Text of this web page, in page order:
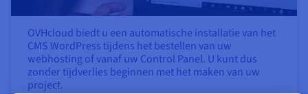
OVHcloud biedt u een automatische installatie van het
CMS WordPress tijdens het bestellen van uw
webhosting of vanaf uw Control Panel. U kunt dus
zonder tijdverlies beginnen met het maken van uw
project.